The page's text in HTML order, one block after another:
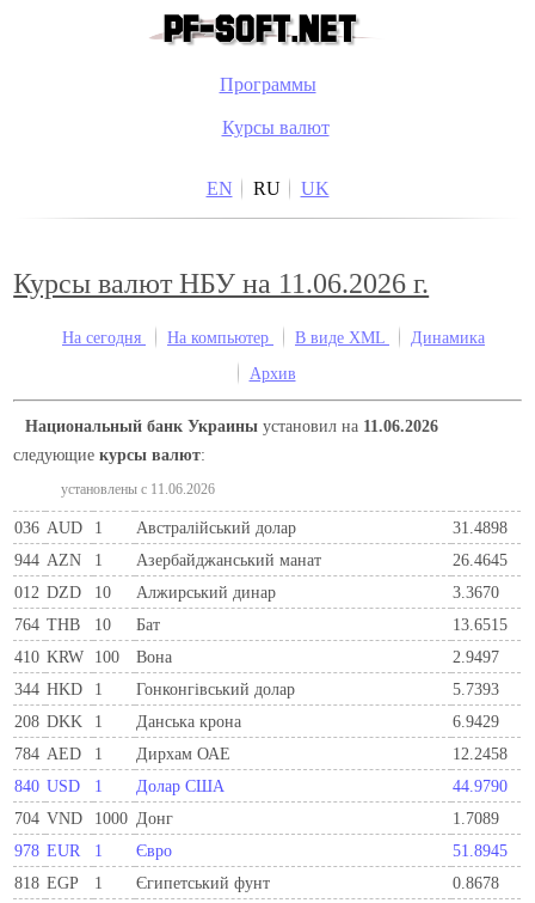
Программы
Курсы валют
EN RU UK
Курсы валют НБУ на 11.06.2026 г.
На сегодня На компьютер В виде XML
Динамика
Архив
Национальный банк Украины установил на 11.06.2026
следующиекурсы валют:
установлены c 11.06.2026
036 AUD 1 Австралійський долар
31.4898
944 AZN 1 Азербайджанський манат
26.4645
012 DZD 10 Алжирський динар
3.3670
764 THB 10 Бат
13.6515
410 KRW 100 Вона
2.9497
344 HKD 1 Гонконгівський долар
5.7393
208 DKK 1 Данська крона
6.9429
784 AED 1 Дирхам ОАЕ
12.2458
840 USD 1 Долар США
44.9790
704 VND 1000 Донг
1.7089
978 EUR 1 Євро
51.8945
818 EGP 1 Єгипетський фунт
0.8678